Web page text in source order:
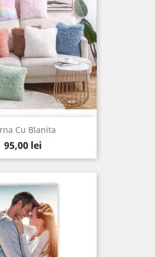
Cu Blanita
Pret
95,00 lei